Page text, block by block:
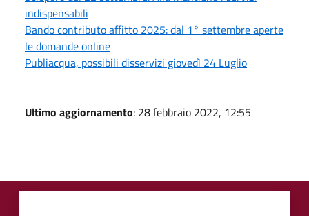
indispensabili
Bando contributo affitto 2025: dal 1° settembre aperte
le domande online
Publiacqua, possibili disservizi giovedì 24 Luglio
Ultimo aggiornamento: 28 febbraio 2022, 12:55